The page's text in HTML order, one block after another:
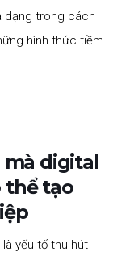
dạng trong cách
hình thức tiềm
digital
thể tạo
yếu tố thu hút